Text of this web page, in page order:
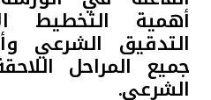
أهمية التخطيط
التدقيق الشرعي
جميع المراحل
الشرعي.